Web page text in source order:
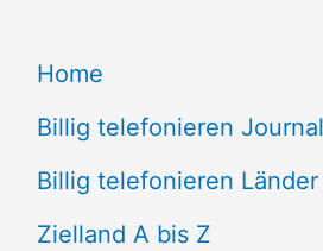
h
e
n
n
Home
Billig telefonieren Journal
Billig telefonieren Länder
Zielland A bis Z